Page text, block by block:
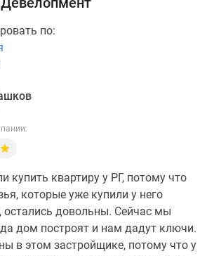
по:
купить квартиру у РГ, потому что
которые уже купили у него
остались довольны. Сейчас мы
дом построят и нам дадут ключи.
в этом застройщике, потому что у